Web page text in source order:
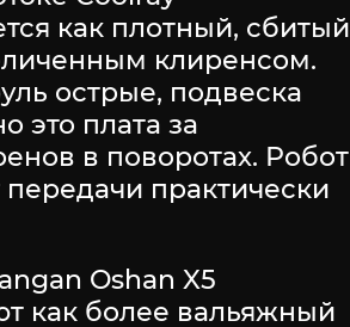
как плотный, сбитый
клиренсом.
острые, подвеска
это плата за
в поворотах. Робот
практически
Oshan X5
как более вальяжный